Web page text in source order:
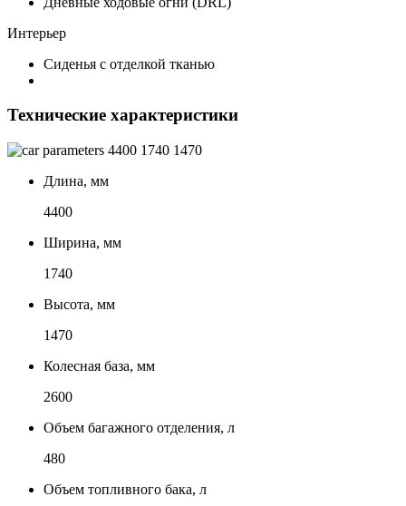
Интерьер
Сиденья с отделкой тканью
Технические характеристики
4400 1740 1470
Длина, мм
4400
Ширина, мм
1740
Высота, мм
1470
Колесная база, мм
2600
Объем багажного отделения, л
480
Объем топливного бака, л